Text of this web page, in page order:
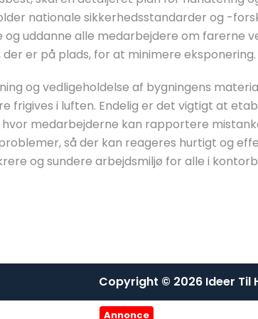
nationale sikkerhedsstandarder og -
uddanne alle medarbejdere om farerne
er på plads, for at minimere eksponering.
og vedligeholdelse af bygningens
frigives i luften. Endelig er det vigtigt at
hvor medarbejderne kan rapportere
så der kan reageres hurtigt og
og sundere arbejdsmiljø for alle i
Copyright © 2026 Ideer Til
Annonce